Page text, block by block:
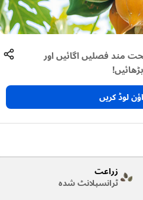
مند فصلیں اگائیں اور
لوڈ کریں
زراعت
ٹرانسپلانٹ شدہ